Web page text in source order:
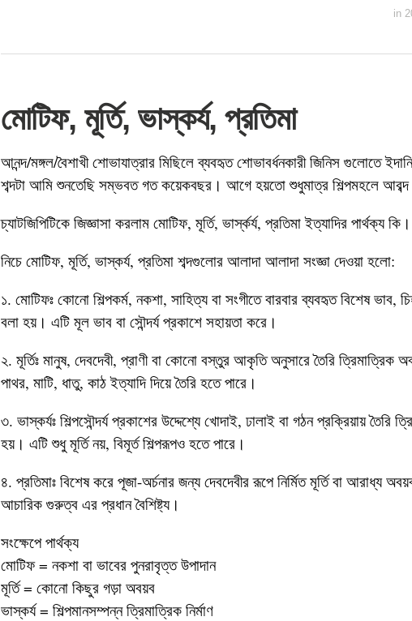
in
মোটিফ, মূর্তি, ভাস্কর্য, প্রতিমা
আনন্দ/মঙ্গল/বৈশাখী শোভাযাত্রার মিছিলে ব্যবহৃত শোভাবর্ধনকারী জিনিস গুলোতে
শব্দটা আমি শুনতেছি সম্ভবত গত কয়েকবছর। আগে হয়তো শুধুমাত্র শিল্পমহলে
চ্যাটজিপিটিকে জিজ্ঞাসা করলাম মোটিফ, মূর্তি, ভার্স্কর্য, প্রতিমা ইত্যাদির পার্থক্য
নিচে মোটিফ, মূর্তি, ভাস্কর্য, প্রতিমা শব্দগুলোর আলাদা আলাদা সংজ্ঞা দেওয়া হলো:
১. মোটিফঃ কোনো শিল্পকর্ম, নকশা, সাহিত্য বা সংগীতে বারবার ব্যবহৃত বিশেষ ভাব,
বলা হয়। এটি মূল ভাব বা সৌন্দর্য প্রকাশে সহায়তা করে।
২. মূর্তিঃ মানুষ, দেবদেবী, প্রাণী বা কোনো বস্তুর আকৃতি অনুসারে তৈরি ত্রিমাত্রিক
পাথর, মাটি, ধাতু, কাঠ ইত্যাদি দিয়ে তৈরি হতে পারে।
৩. ভাস্কর্যঃ শিল্পসৌন্দর্য প্রকাশের উদ্দেশ্যে খোদাই, ঢালাই বা গঠন প্রক্রিয়ায় তৈরি
হয়। এটি শুধু মূর্তি নয়, বিমূর্ত শিল্পরূপও হতে পারে।
৪. প্রতিমাঃ বিশেষ করে পূজা-অর্চনার জন্য দেবদেবীর রূপে নির্মিত মূর্তি বা আরাধ্য
আচারিক গুরুত্ব এর প্রধান বৈশিষ্ট্য।
সংক্ষেপে পার্থক্য
মোটিফ = নকশা বা ভাবের পুনরাবৃত্ত উপাদান
মূর্তি = কোনো কিছুর গড়া অবয়ব
ভাস্কর্য = শিল্পমানসম্পন্ন ত্রিমাত্রিক নির্মাণ